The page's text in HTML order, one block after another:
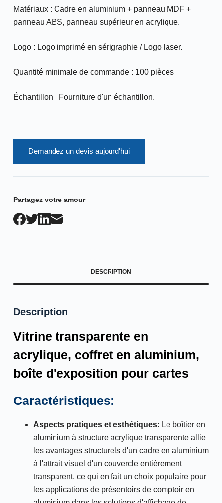
Matériaux : Cadre en aluminium + panneau MDF +
panneau ABS, panneau supérieur en acrylique.
Logo : Logo imprimé en sérigraphie / Logo laser.
Quantité minimale de commande : 100 pièces
Échantillon : Fourniture d'un échantillon.
Demandez un devis aujourd'hui
Partagez votre amour
DESCRIPTION
Description
Vitrine transparente en
acrylique, coffret en aluminium,
boîte d'exposition pour cartes
Caractéristiques:
Aspects pratiques et esthétiques: Le boîtier en
aluminium à structure acrylique transparente allie
les avantages structurels d'un cadre en aluminium
à l'attrait visuel d'un couvercle entièrement
transparent, ce qui en fait un choix populaire pour
les applications de présentoirs de comptoir en